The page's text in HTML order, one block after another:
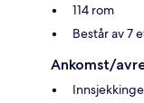
114 rom
Består av 7
Ankomst/